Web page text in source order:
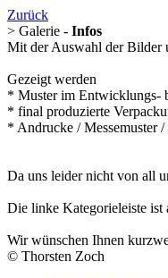
Zurück
> Galerie - Infos
Mit der Auswahl der Bilder
Gezeigt werden
* Muster im Entwicklungs-
* final produzierte
* Andrucke / Messemuster
Da uns leider nicht von all
Die linke Kategorieleiste ist
Wir wünschen Ihnen
© Thorsten Zoch